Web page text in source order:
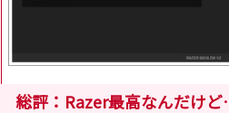
総評：Razer最高なんだけ